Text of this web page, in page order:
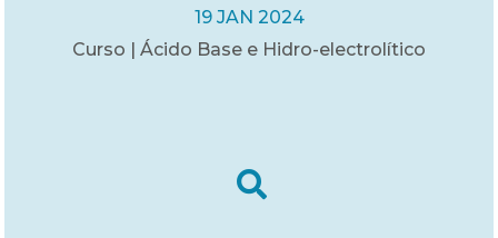
19 JAN 2024
Curso | Ácido Base e Hidro-electrolítico